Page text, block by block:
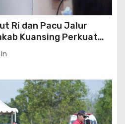
Ri dan Pacu Jalur
Kuansing Perkuat